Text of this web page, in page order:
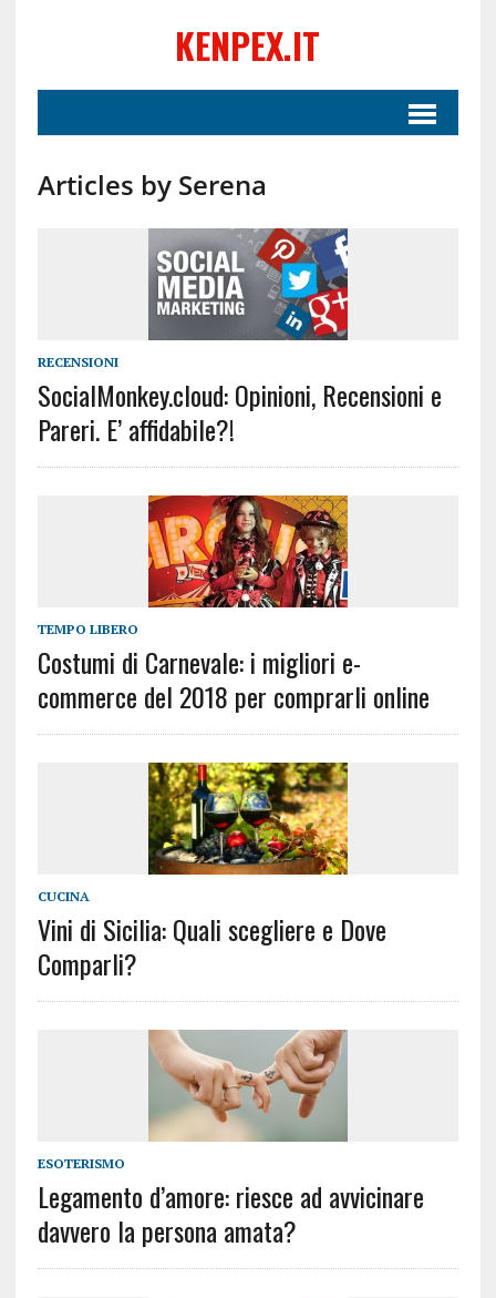
KENPEX.IT
Articles by Serena
RECENSIONI
SocialMonkey.cloud: Opinioni, Recensioni e
Pareri. E’ affidabile?!
TEMPO LIBERO
Costumi di Carnevale: i migliori e-
commerce del 2018 per comprarli online
CUCINA
Vini di Sicilia: Quali scegliere e Dove
Comparli?
ESOTERISMO
Legamento d’amore: riesce ad avvicinare
davvero la persona amata?